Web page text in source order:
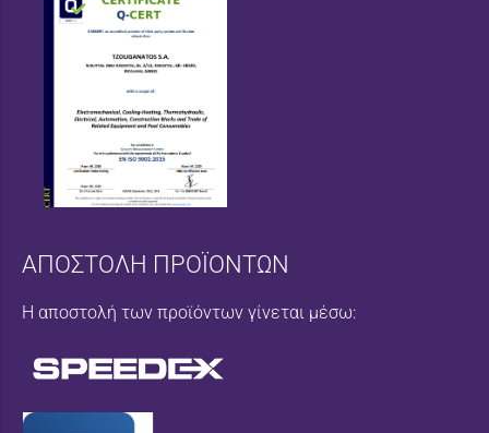
ΑΠΟΣΤΟΛΗ ΠΡΟΪΟΝΤΩΝ
Η αποστολή των προϊόντων γίνεται μέσω: